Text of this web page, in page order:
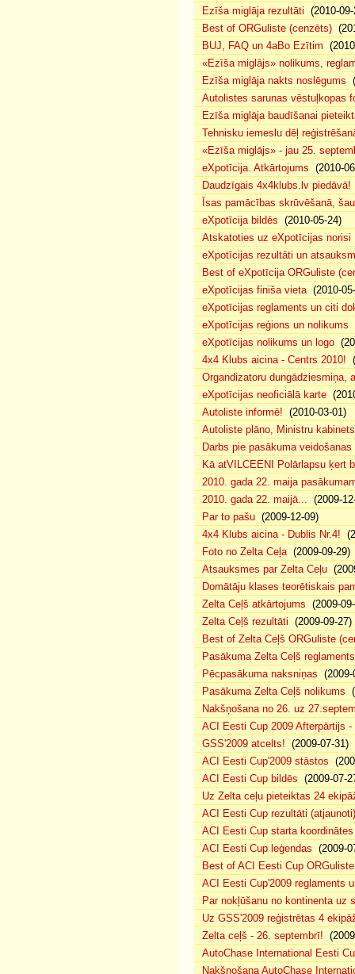
Ezīša miglāja rezultāti (2010-
Best of ORGuliste (cenzēts)
BUJ, FAQ un 4aBo Ezītim
«Ezīša miglājs» nolikums,
Ezīša miglāja nakts noslēgums
Autolistes sarunas vēstuļkopas
Ezīša miglāja baudīšanai
Tehnisku iemeslu dēļ
«Ezīša miglājs» - jau 25.
eXpotīcija. Atkārtojums (2010-
Daudzīgais 4x4klubs.lv piedāvā!
Īsas pamācības skrūvēšanā,
eXpotīcija bildēs (2010-05-24)
Atskatoties uz eXpotīcijas norisi
eXpotīcijas rezultāti un
Best of eXpotīcija ORGuliste
eXpotīcijas finiša vieta(2010-
eXpotīcijas reglaments un citi
eXpotīcijas reģions un nolikums
eXpotīcijas nolikums un logo
4x4 Klubs aicina - Centrs 2010!
Organdizatoru dungādziesmiņa,
eXpotīcijas neoficiālā karte
Autoliste informē! (2010-03-01)
Autoliste plāno, Ministru
Darbs pie pasākuma
Kā atVILCEENI Polārlapsu ķert
2010. gada 22. maija
2010. gada 22. maijā... (2009-
Par to pašu (2009-12-09)
4x4 Klubs aicina - Dublis Nr.4!
Foto no Zelta Ceļa(2009-09-29)
Atsauksmes par Zelta Ceļu
Domātāju klases teorētiskais
Zelta Ceļš atkārtojums (2009-
Zelta Ceļš rezultāti (2009-09-27)
Best of Zelta Ceļš ORGuliste
Pasākuma Zelta Ceļš reglaments
Pēcpasākuma naksniņas (2009-
Pasākuma Zelta Ceļš nolikums
Nakšņošana no 26. uz
ACI Eesti Cup 2009 Afterpārtijs -
GSS'2009 atcelts! (2009-07-31)
ACI Eesti Cup'2009 stāstos
ACI Eesti Cup bildēs (2009-07-
Uz Zelta ceļu pieteiktas 24
ACI Eesti Cup rezultāti (atjaunoti)
ACI Eesti Cup starta koordinātes
ACI Eesti Cup leģendas (2009-
Best of ACI Eesti Cup
ACI Eesti Cup'2009 reglaments
Par nokļūšanu no kontinenta uz
Uz GSS'2009 reģistrētas 4
Zelta ceļš - 26. septembrī!
AutoChase International Eesti
Nakšņošana AutoChase